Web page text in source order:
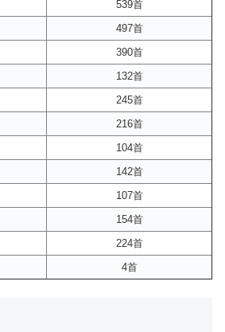
539首
497首
390首
132首
245首
216首
104首
142首
107首
154首
224首
4首